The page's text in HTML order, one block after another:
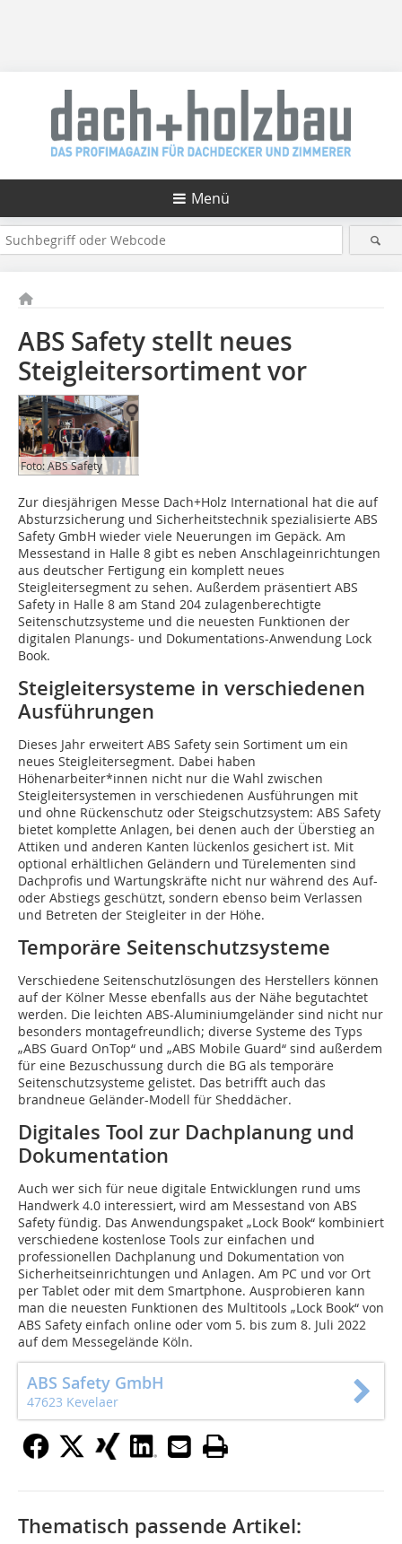
Menü
ABS Safety stellt neues
Steigleitersortiment vor
Foto: ABS Safety
Zur diesjährigen Messe Dach+Holz International hat die auf
Absturzsicherung und Sicherheitstechnik spezialisierte ABS
Safety GmbH wieder viele Neuerungen im Gepäck. Am
Messestand in Halle 8 gibt es neben Anschlageinrichtungen
aus deutscher Fertigung ein komplett neues
Steigleitersegment zu sehen. Außerdem präsentiert ABS
Safety in Halle 8 am Stand 204 zulagenberechtigte
Seitenschutzsysteme und die neuesten Funktionen der
digitalen Planungs- und Dokumentations-Anwendung Lock
Book.
Steigleitersysteme in verschiedenen
Ausführungen
Dieses Jahr erweitert ABS Safety sein Sortiment um ein
neues Steigleitersegment. Dabei haben
Höhenarbeiter*innen nicht nur die Wahl zwischen
Steigleitersystemen in verschiedenen Ausführungen mit
und ohne Rückenschutz oder Steigschutzsystem: ABS Safety
bietet komplette Anlagen, bei denen auch der Überstieg an
Attiken und anderen Kanten lückenlos gesichert ist. Mit
optional erhältlichen Geländern und Türelementen sind
Dachprofis und Wartungskräfte nicht nur während des Auf-
oder Abstiegs geschützt, sondern ebenso beim Verlassen
und Betreten der Steigleiter in der Höhe.
Temporäre Seitenschutzsysteme
Verschiedene Seitenschutzlösungen des Herstellers können
auf der Kölner Messe ebenfalls aus der Nähe begutachtet
werden. Die leichten ABS-Aluminiumgeländer sind nicht nur
besonders montagefreundlich; diverse Systeme des Typs
„ABS Guard OnTop“ und „ABS Mobile Guard“ sind außerdem
für eine Bezuschussung durch die BG als temporäre
Seitenschutzsysteme gelistet. Das betrifft auch das
brandneue Geländer-Modell für Sheddächer.
Digitales Tool zur Dachplanung und
Dokumentation
Auch wer sich für neue digitale Entwicklungen rund ums
Handwerk 4.0 interessiert, wird am Messestand von ABS
Safety fündig. Das Anwendungspaket „Lock Book“ kombiniert
verschiedene kostenlose Tools zur einfachen und
professionellen Dachplanung und Dokumentation von
Sicherheitseinrichtungen und Anlagen. Am PC und vor Ort
per Tablet oder mit dem Smartphone. Ausprobieren kann
man die neuesten Funktionen des Multitools „Lock Book“ von
ABS Safety einfach online oder vom 5. bis zum 8. Juli 2022
auf dem Messegelände Köln.
ABS Safety GmbH
47623 Kevelaer
Thematisch passende Artikel: